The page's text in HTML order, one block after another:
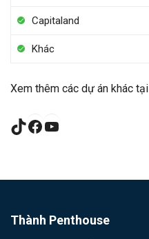
Capitaland
Khác
Xem thêm các dự án khác tại
TikTok
Facebook
Thành Penthouse